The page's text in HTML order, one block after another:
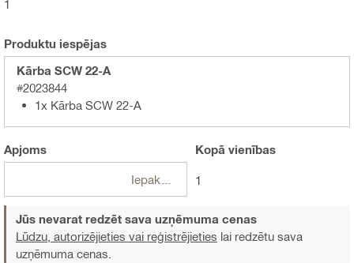
1
Produktu iespējas
Kārba SCW 22-A
#2023844
1x Kārba SCW 22-A
Apjoms Kopā vienības
1
Jūs nevarat redzēt sava uzņēmuma cenas
Lūdzu, autorizējieties vai reģistrējieties lai redzētu sava
uzņēmuma cenas.